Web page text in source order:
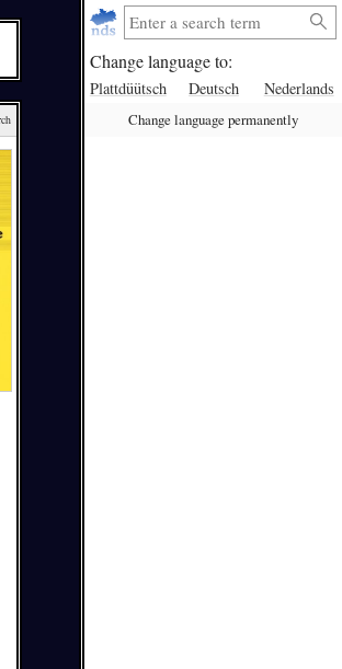
Change language to:
Plattdüütsch Deutsch Nederlands
Change language permanently